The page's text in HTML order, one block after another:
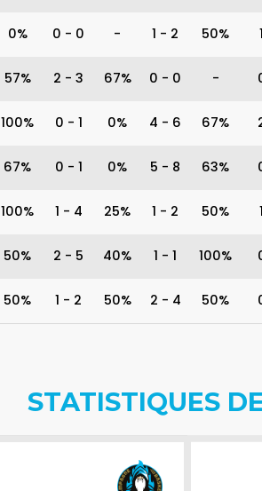
0% 0 - 0 - 1 - 2 50% 1
57% 2 - 3 67% 0 - 0 -
100% 0 - 1 0% 4 - 6 67%
67% 0 - 1 0% 5 - 8 63%
100% 1 - 4 25% 1 - 2 50% 1
50% 2 - 5 40% 1 - 1 100%
50% 1 - 2 50% 2 - 4 50%
STATISTIQUES